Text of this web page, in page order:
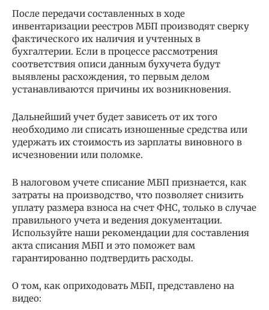
После передачи составленных в ходе
инвентаризации реестров МБП производят сверку
фактического их наличия и учтенных в
бухгалтерии. Если в процессе рассмотрения
соответствия описи данным бухучета будут
выявлены расхождения, то первым делом
устанавливаются причины их возникновения.
Дальнейший учет будет зависеть от их того
необходимо ли списать изношенные средства или
удержать их стоимость из зарплаты виновного в
исчезновении или поломке.
В налоговом учете списание МБП признается, как
затраты на производство, что позволяет снизить
уплату размера взноса на счет ФНС, только в случае
правильного учета и ведения документации.
Используйте наши рекомендации для составления
акта списания МБП и это поможет вам
гарантированно подтвердить расходы.
О том, как оприходовать МБП, представлено на
видео: